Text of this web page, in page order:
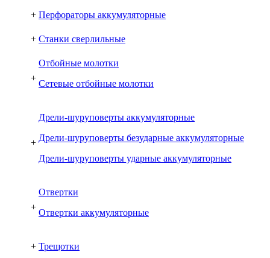
+ Перфораторы аккумуляторные
+ Станки сверлильные
+
Отбойные молотки
Сетевые отбойные молотки
+
Дрели-шуруповерты аккумуляторные
Дрели-шуруповерты безударные аккумуляторные
Дрели-шуруповерты ударные аккумуляторные
+
Отвертки
Отвертки аккумуляторные
+ Трещотки